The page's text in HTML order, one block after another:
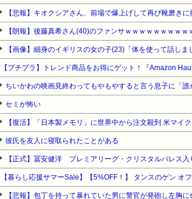
【悲報】キオクシアさん、前場で爆上げして再び靴磨き
【朗報】後藤真希さん(40)のファンサｗｗｗｗｗｗｗｗｗ
【画像】細身のイギリスの女の子(23)「体を使って話し
【プチプラ】トレンド商品をお得にゲット！『Amazon Haul
ちいかわの映画見終わってもやもやすると言う息子に「
セミが怖い
【復活】「日本製メモリ」に世界中から注文殺到 米マイ
彼氏を友人に寝取られたことがある
【悲報】包丁を持って暴れていた男に警官が発砲し左胸